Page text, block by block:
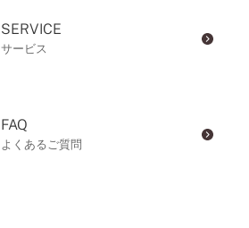
SERVICE
サービス
FAQ
よくあるご質問